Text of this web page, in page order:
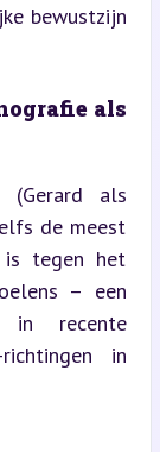
bewustzijn
als
(Gerard als
de meest
is tegen het
– een
in recente
in